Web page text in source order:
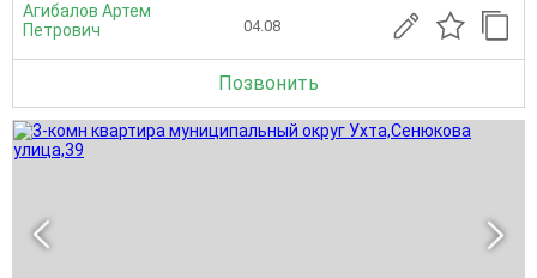
Агибалов Артем
Петрович
04.08
Позвонить